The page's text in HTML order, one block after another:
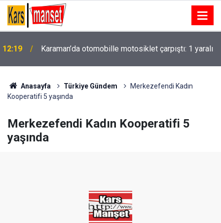
12:15
meydana geldi
Anasayfa Türkiye Gündem
Merkezefendi Kadın
Kooperatifi 5 yaşında
Merkezefendi Kadın Kooperatifi 5
yaşında